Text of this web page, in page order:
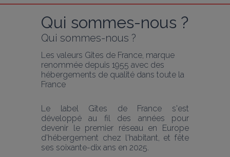
Qui sommes-nous ?
Qui sommes-nous ?
Les valeurs Gîtes de France, marque
renommée depuis 1955 avec des
hébergements de qualité dans toute la
France
Le label Gîtes de France s'est
développé au fil des années pour
devenir le premier réseau en Europe
d'hébergement chez l'habitant, et fête
ses soixante-dix ans en 2025.